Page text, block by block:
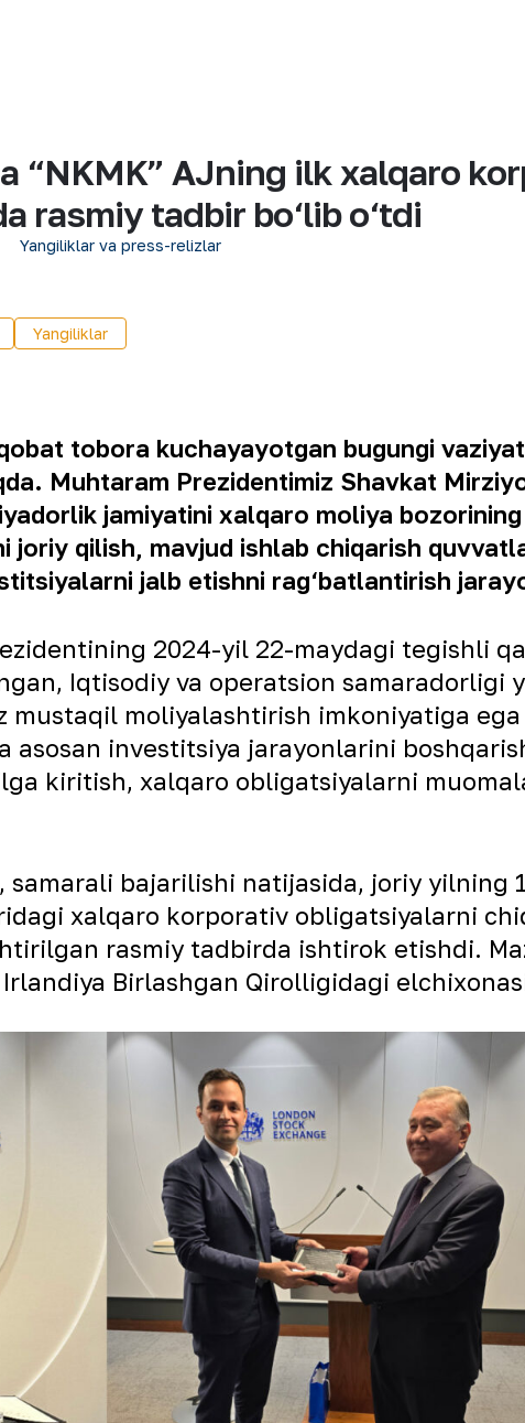
“NKMK” AJning ilk xalqaro
rasmiy tadbir bo‘lib o‘tdi
Yangiliklar va press-relizlar
Yangiliklar
tobora kuchayayotgan bugungi
Muhtaram Prezidentimiz Shavkat
jamiyatini xalqaro moliya
joriy qilish, mavjud ishlab chiqarish
jalb etishni rag‘batlantirish
2024-yil 22-maydagi tegishli
Iqtisodiy va operatsion
mustaqil moliyalashtirish imkoniyatiga
asosan investitsiya jarayonlarini
kiritish, xalqaro obligatsiyalarni
samarali bajarilishi natijasida, joriy
xalqaro korporativ obligatsiyalarni
rasmiy tadbirda ishtirok etishdi.
Birlashgan Qirolligidagi